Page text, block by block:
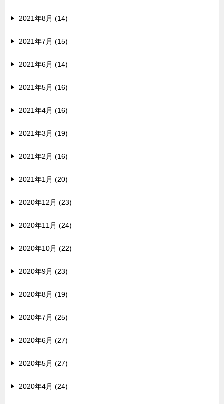
2021年8月 (14)
2021年7月 (15)
2021年6月 (14)
2021年5月 (16)
2021年4月 (16)
2021年3月 (19)
2021年2月 (16)
2021年1月 (20)
2020年12月 (23)
2020年11月 (24)
2020年10月 (22)
2020年9月 (23)
2020年8月 (19)
2020年7月 (25)
2020年6月 (27)
2020年5月 (27)
2020年4月 (24)